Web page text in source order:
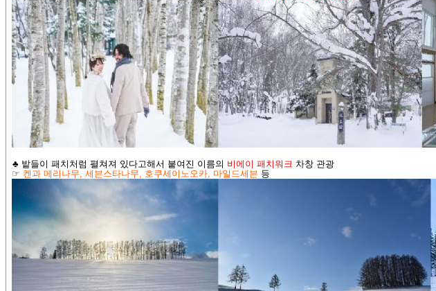
♣ 밭들이 패치처럼 펼쳐져 있다고해서 붙여진 이름의 비에이 패치워크 차창 관광
☞ 켄과 메리나무, 세븐스타나무, 호쿠세이노오카, 마일드세븐 등